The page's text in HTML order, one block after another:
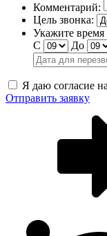
Комментарий:
Цель звонка:
Укажите время
С
До
Я даю согласие
Отправить заявку